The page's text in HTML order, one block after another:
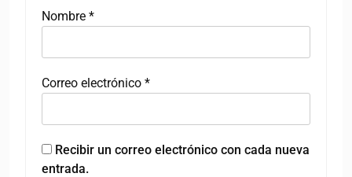
Nombre *
Correo electrónico *
Recibir un correo electrónico con cada nueva
entrada.